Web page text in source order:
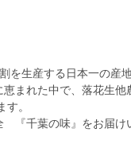
を生産する日本一の産地
まれた中で、落花生
。
『千葉の味』をお届け